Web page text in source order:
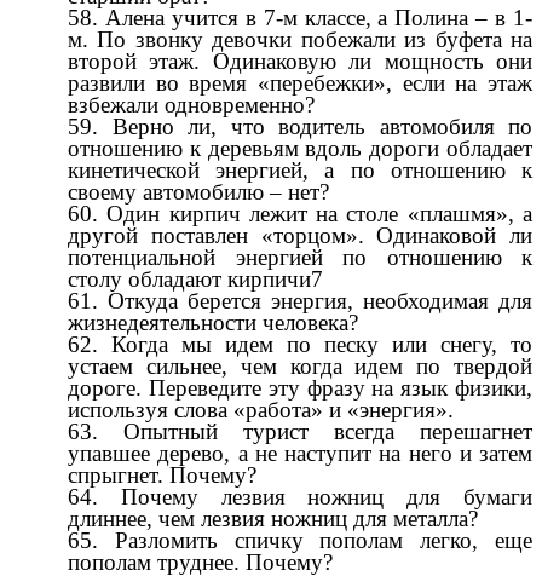
Алена учится в 7-м классе, а Полина – в 1-
м. По звонку девочки побежали из буфета на
второй этаж. Одинаковую ли мощность они
развили во время «перебежки», если на этаж
взбежали одновременно?
Верно ли, что водитель автомобиля по
отношению к деревьям вдоль дороги обладает
кинетической энергией, а по отношению к
своему автомобилю – нет?
Один кирпич лежит на столе «плашмя», а
другой поставлен «торцом». Одинаковой ли
потенциальной энергией по отношению к
столу обладают кирпичи7
Откуда берется энергия, необходимая для
жизнедеятельности человека?
Когда мы идем по песку или снегу, то
устаем сильнее, чем когда идем по твердой
дороге. Переведите эту фразу на язык физики,
используя слова «работа» и «энергия».
Опытный турист всегда перешагнет
упавшее дерево, а не наступит на него и затем
спрыгнет. Почему?
Почему лезвия ножниц для бумаги
длиннее, чем лезвия ножниц для металла?
Разломить спичку пополам легко, еще
пополам труднее. Почему?